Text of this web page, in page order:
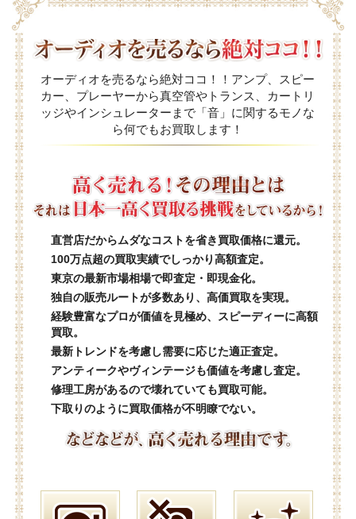
オーディオを売るなら絶対ココ！！アンプ、スピー
カー、プレーヤーから真空管やトランス、カートリ
ッジやインシュレーターまで「音」に関するモノな
ら何でもお買取します！
直営店だからムダなコストを省き買取価格に還元。
100万点超の買取実績でしっかり高額査定。
東京の最新市場相場で即査定・即現金化。
独自の販売ルートが多数あり、高価買取を実現。
経験豊富なプロが価値を見極め、スピーディーに高額
買取。
最新トレンドを考慮し需要に応じた適正査定。
アンティークやヴィンテージも価値を考慮し査定。
修理工房があるので壊れていても買取可能。
下取りのように買取価格が不明瞭でない。